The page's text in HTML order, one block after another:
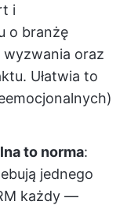
i
o branżę
oraz
Ułatwia to
to norma:
jednego
każdy —